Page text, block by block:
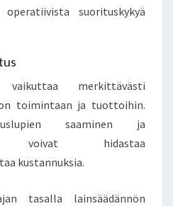
suorituskykyä
merkittävästi
toimintaan ja tuottoihin.
saaminen ja
voivat hidastaa
kustannuksia.
tasalla lainsäädännön